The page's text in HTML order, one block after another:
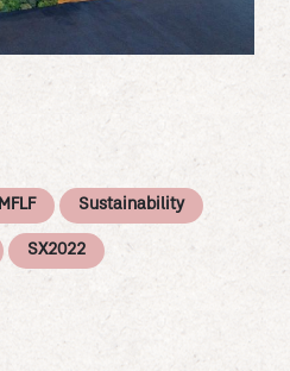
MFLF Sustainability
SX2022